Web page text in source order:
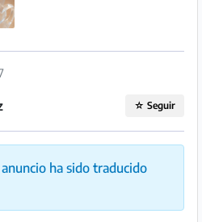
☆ Seguir
ha sido traducido